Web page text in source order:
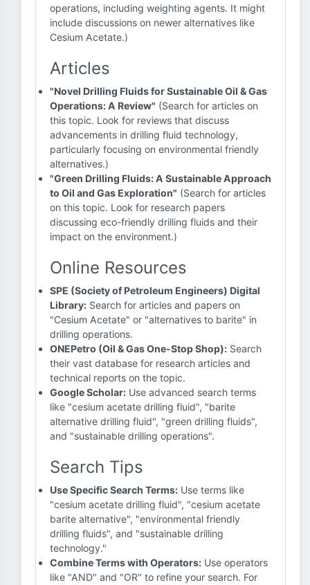
operations, including weighting agents. It might
include discussions on newer alternatives like
Cesium Acetate.)
Articles
"Novel Drilling Fluids for Sustainable Oil & Gas
Operations: A Review" (Search for articles on
this topic. Look for reviews that discuss
advancements in drilling fluid technology,
particularly focusing on environmental friendly
alternatives.)
"Green Drilling Fluids: A Sustainable Approach
to Oil and Gas Exploration" (Search for articles
on this topic. Look for research papers
discussing eco-friendly drilling fluids and their
impact on the environment.)
Online Resources
SPE (Society of Petroleum Engineers) Digital
Library: Search for articles and papers on
"Cesium Acetate" or "alternatives to barite" in
drilling operations.
ONEPetro (Oil & Gas One-Stop Shop): Search
their vast database for research articles and
technical reports on the topic.
Google Scholar: Use advanced search terms
like "cesium acetate drilling fluid", "barite
alternative drilling fluid", "green drilling fluids",
and "sustainable drilling operations".
Search Tips
Use Specific Search Terms: Use terms like
"cesium acetate drilling fluid", "cesium acetate
barite alternative", "environmental friendly
drilling fluids", and "sustainable drilling
technology."
Combine Terms with Operators: Use operators
like "AND" and "OR" to refine your search. For